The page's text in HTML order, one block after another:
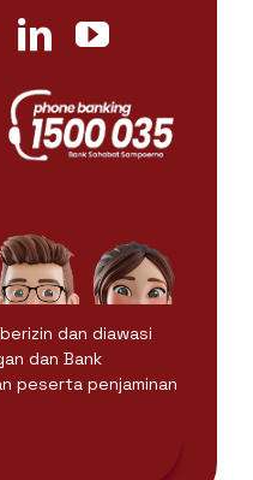
dan diawasi
dan Bank
peserta penjaminan